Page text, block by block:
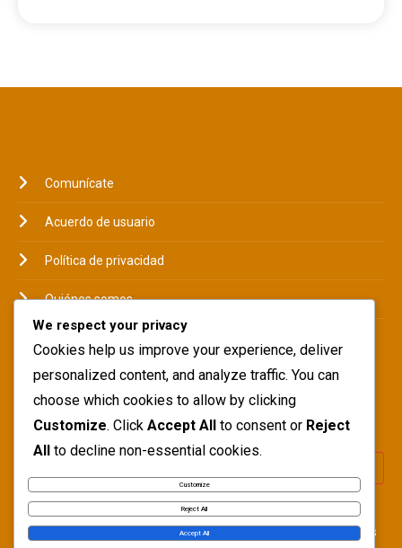
Comunícate
Acuerdo de usuario
Política de privacidad
Quiénes somos
BUSCAR
Copyright © Blogbuster 2026Proudly powered by WordPress
We respect your privacy
Cookies help us improve your experience, deliver
personalized content, and analyze traffic. You can
choose which cookies to allow by clicking
Customize. Click Accept All to consent or Reject
All to decline non-essential cookies.
Customize
Reject All
Accept All